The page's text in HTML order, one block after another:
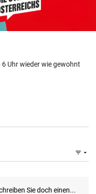
Uhr wieder wie gewohnt